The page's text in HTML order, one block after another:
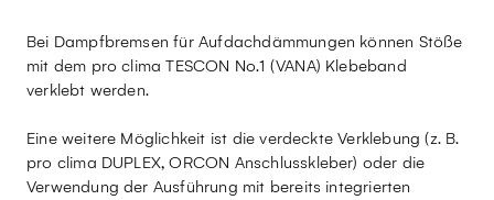
Bei Dampfbremsen für Aufdachdämmungen können Stöße
mit dem pro clima TESCON No.1 (VANA) Klebeband
verklebt werden.
Eine weitere Möglichkeit ist die verdeckte Verklebung (z. B.
pro clima DUPLEX, ORCON Anschlusskleber) oder die
Verwendung der Ausführung mit bereits integrierten